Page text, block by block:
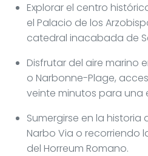
Explorar el centro
el Palacio de los
catedral inacabada de
Disfrutar del aire marino
o Narbonne-Plage,
veinte minutos para una
Sumergirse en la historia
Narbo Via o recorriendo
del Horreum Romano.